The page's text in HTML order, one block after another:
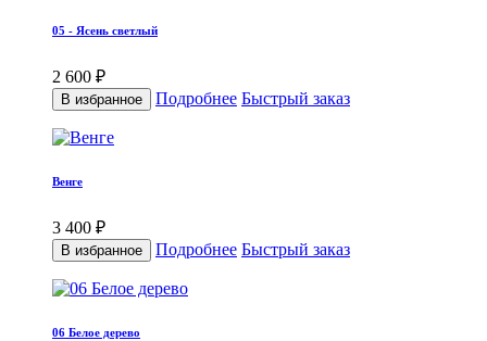
05 - Ясень светлый
2 600 ₽
В избранное Подробнее Быстрый заказ
Венге
3 400 ₽
В избранное Подробнее Быстрый заказ
06 Белое дерево